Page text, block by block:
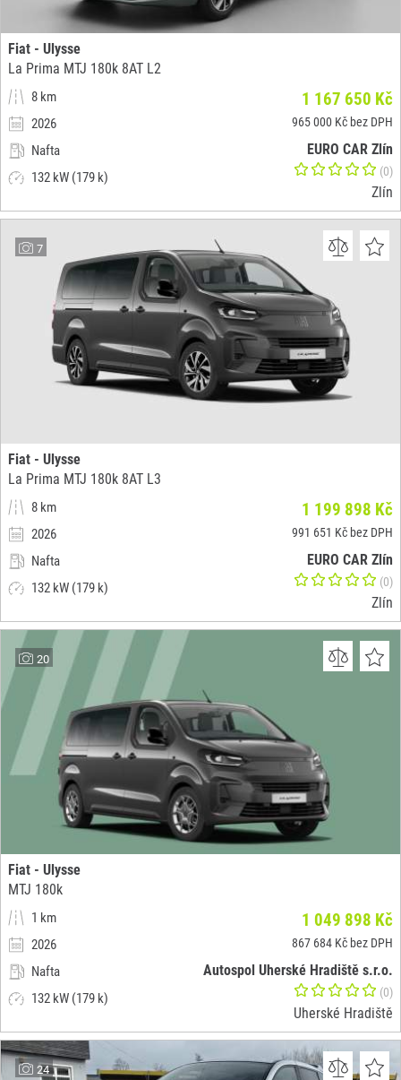
Fiat - Ulysse
La Prima MTJ 180k 8AT L2
8 km
2026
Nafta
132 kW (179 k)
1 167 650 Kč
965 000 Kč bez DPH
EURO CAR Zlín
(0)
Zlín
7
Fiat - Ulysse
La Prima MTJ 180k 8AT L3
8 km
2026
Nafta
132 kW (179 k)
1 199 898 Kč
991 651 Kč bez DPH
EURO CAR Zlín
(0)
Zlín
20
Fiat - Ulysse
MTJ 180k
1 km
2026
Nafta
132 kW (179 k)
1 049 898 Kč
867 684 Kč bez DPH
Autospol Uherské Hradiště s.r.o.
(0)
Uherské Hradiště
24